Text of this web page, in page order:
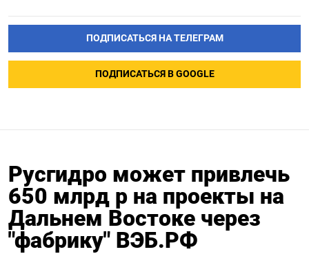
ПОДПИСАТЬСЯ НА ТЕЛЕГРАМ
ПОДПИСАТЬСЯ В GOOGLE
Русгидро может привлечь
650 млрд р на проекты на
Дальнем Востоке через
"фабрику" ВЭБ.РФ